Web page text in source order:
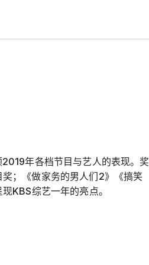
年各档节目与艺人的表现。奖
；《做家务的男人们2》《搞笑
KBS综艺一年的亮点。